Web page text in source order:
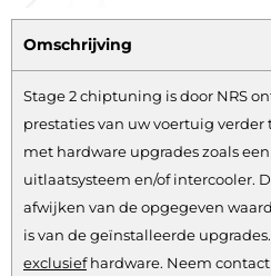
Omschrijving
Stage 2 chiptuning is door NRS
prestaties van uw voertuig
met hardware upgrades zoals
uitlaatsysteem en/of intercooler.
afwijken van de opgegeven
is van de geïnstalleerde
exclusiefhardware. Neem